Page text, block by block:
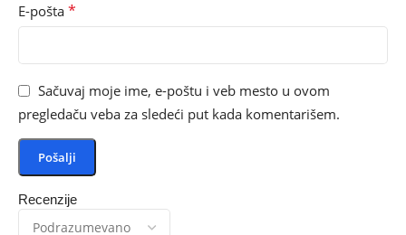
Recenzije
E-pošta *
Sačuvaj moje ime, e-poštu i veb mesto u ovom
pregledaču veba za sledeći put kada komentarišem.